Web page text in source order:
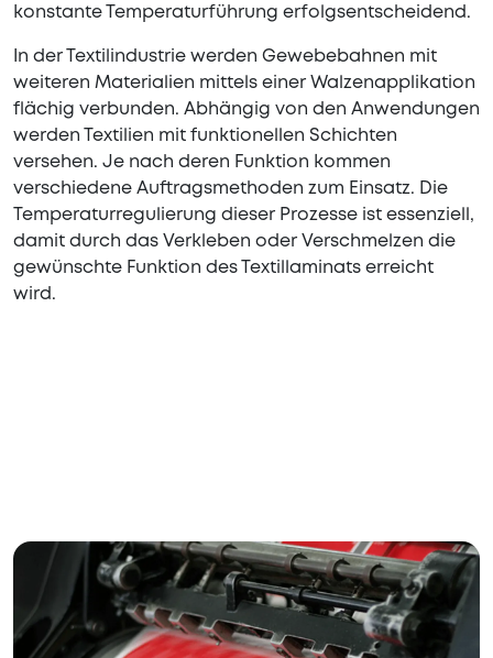
konstante Temperaturführung erfolgsentscheidend.
In der Textilindustrie werden Gewebebahnen mit
weiteren Materialien mittels einer Walzenapplikation
flächig verbunden. Abhängig von den Anwendungen
werden Textilien mit funktionellen Schichten
versehen. Je nach deren Funktion kommen
verschiedene Auftragsmethoden zum Einsatz. Die
Temperaturregulierung dieser Prozesse ist essenziell,
damit durch das Verkleben oder Verschmelzen die
gewünschte Funktion des Textillaminats erreicht
wird.